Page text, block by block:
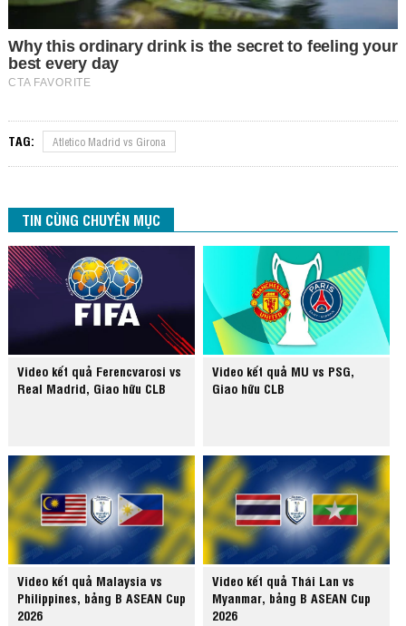
TAG: Atletico Madrid vs Girona
TIN CÙNG CHUYÊN MỤC
Video kết quả Ferencvarosi vs
Real Madrid, Giao hữu CLB
Video kết quả MU vs PSG,
Giao hữu CLB
Video kết quả Malaysia vs
Philippines, bảng B ASEAN Cup
2026
Video kết quả Thái Lan vs
Myanmar, bảng B ASEAN Cup
2026